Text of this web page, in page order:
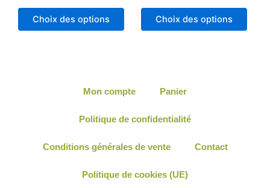
Choix des options Choix des options
Mon compte Panier
Politique de confidentialité
Conditions générales de vente Contact
Politique de cookies (UE)